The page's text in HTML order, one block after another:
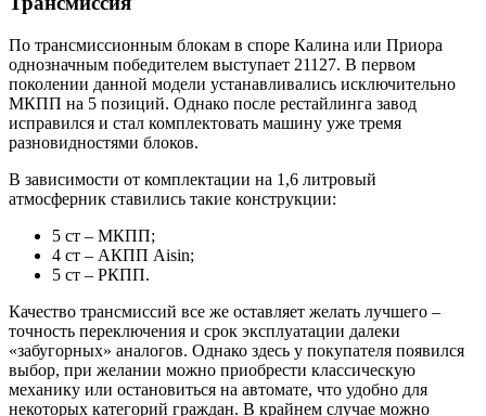
По трансмиссионным блокам в споре Калина или Приора
однозначным победителем выступает 21127. В первом
поколении данной модели устанавливались исключительно
МКПП на 5 позиций. Однако после рестайлинга завод
исправился и стал комплектовать машину уже тремя
разновидностями блоков.
В зависимости от комплектации на 1,6 литровый
атмосферник ставились такие конструкции:
5 ст – МКПП;
4 ст – АКПП Aisin;
5 ст – РКПП.
Качество трансмиссий все же оставляет желать лучшего –
точность переключения и срок эксплуатации далеки
«забугорных» аналогов. Однако здесь у покупателя появился
выбор, при желании можно приобрести классическую
механику или остановиться на автомате, что удобно для
некоторых категорий граждан. В крайнем случае можно